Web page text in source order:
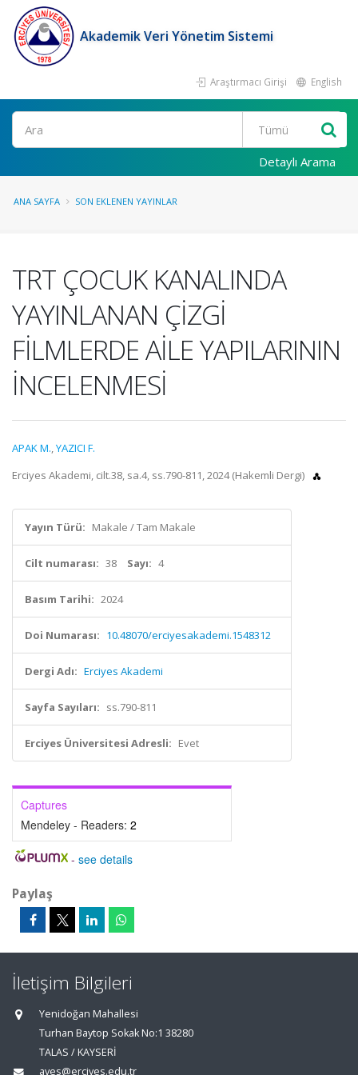
Akademik Veri Yönetim Sistemi
Araştırmacı Girişi English
Ara
Detaylı Arama
ANA SAYFA SON EKLENEN YAYINLAR
TRT ÇOCUK KANALINDA
YAYINLANAN ÇİZGİ
FİLMLERDE AİLE YAPILARININ
İNCELENMESİ
APAK M.,YAZICI F.
Erciyes Akademi, cilt.38, sa.4, ss.790-811, 2024 (Hakemli Dergi)
Yayın Türü: Makale / Tam Makale
Cilt numarası: 38 Sayı: 4
Basım Tarihi: 2024
Doi Numarası: 10.48070/erciyesakademi.1548312
Dergi Adı: Erciyes Akademi
Sayfa Sayıları: ss.790-811
Erciyes Üniversitesi Adresli: Evet
Captures
Mendeley - Readers: 2
- see details
Paylaş
İletişim Bilgileri
Yenidoğan Mahallesi
Turhan Baytop Sokak No:1 38280
TALAS / KAYSERİ
aves@erciyes.edu.tr